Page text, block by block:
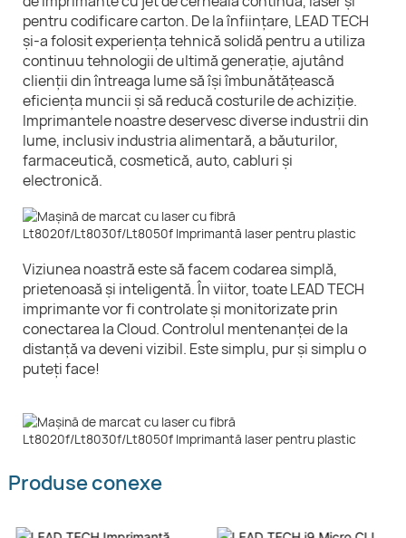
pentru codificare carton. De la înființare, LEAD TECH
și-a folosit experiența tehnică solidă pentru a utiliza
continuu tehnologii de ultimă generație, ajutând
clienții din întreaga lume să își îmbunătățească
eficiența muncii și să reducă costurile de achiziție.
Imprimantele noastre deservesc diverse industrii din
lume, inclusiv industria alimentară, a băuturilor,
farmaceutică, cosmetică, auto, cabluri și
electronică.
Viziunea noastră este să facem codarea simplă,
prietenoasă și inteligentă. În viitor, toate LEAD TECH
imprimante vor fi controlate și monitorizate prin
conectarea la Cloud. Controlul mentenanței de la
distanță va deveni vizibil. Este simplu, pur și simplu o
puteți face!
Produse conexe